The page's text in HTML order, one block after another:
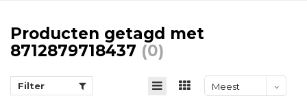
Producten getagd met
8712879718437 (0)
Filter
Meest